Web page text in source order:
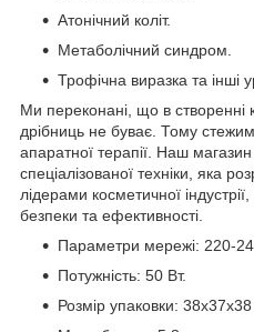
Атонічний коліт.
Метаболічний синдром.
Трофічна виразка та інші
Ми переконані, що в створенні
дрібниць не буває. Тому
апаратної терапії. Наш
спеціалізованої техніки, яка
лідерами косметичної
безпеки та ефективності.
Параметри мережі: 220-
Потужність: 50 Вт.
Розмір упаковки: 38x37x38